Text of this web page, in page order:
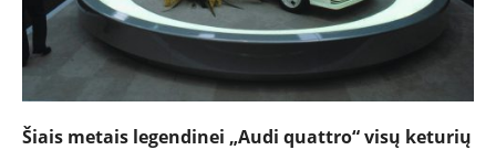
Šiais metais legendinei „Audi quattro“ visų keturių